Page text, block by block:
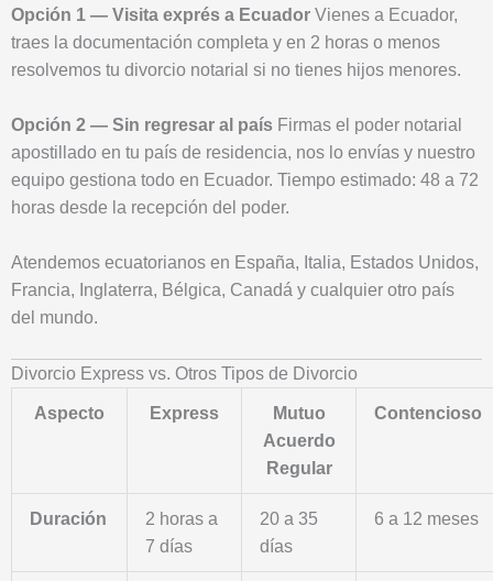
Opción 1 — Visita exprés a Ecuador Vienes a Ecuador,
traes la documentación completa y en 2 horas o menos
resolvemos tu divorcio notarial si no tienes hijos menores.
Opción 2 — Sin regresar al país Firmas el poder notarial
apostillado en tu país de residencia, nos lo envías y nuestro
equipo gestiona todo en Ecuador. Tiempo estimado: 48 a 72
horas desde la recepción del poder.
Atendemos ecuatorianos en España, Italia, Estados Unidos,
Francia, Inglaterra, Bélgica, Canadá y cualquier otro país
del mundo.
Divorcio Express vs. Otros Tipos de Divorcio
Aspecto Express
Mutuo
Acuerdo
Regular
Contencioso
Duración
2 horas a
7 días
20 a 35
días
6 a 12 meses